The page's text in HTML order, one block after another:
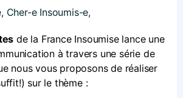
Cher-e Insoumis-e,
de la France Insoumise lance une
à travers une série de
nous vous proposons de réaliser
sur le thème :